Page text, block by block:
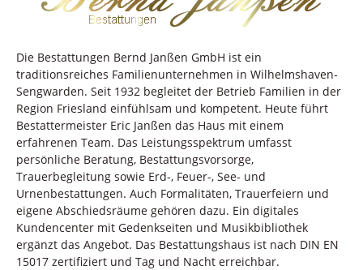
Die Bestattungen Bernd Janßen GmbH ist ein
traditionsreiches Familienunternehmen in Wilhelmshaven-
Sengwarden. Seit 1932 begleitet der Betrieb Familien in der
Region Friesland einfühlsam und kompetent. Heute führt
Bestattermeister Eric Janßen das Haus mit einem
erfahrenen Team. Das Leistungsspektrum umfasst
persönliche Beratung, Bestattungsvorsorge,
Trauerbegleitung sowie Erd-, Feuer-, See- und
Urnenbestattungen. Auch Formalitäten, Trauerfeiern und
eigene Abschiedsräume gehören dazu. Ein digitales
Kundencenter mit Gedenkseiten und Musikbibliothek
ergänzt das Angebot. Das Bestattungshaus ist nach DIN EN
15017 zertifiziert und Tag und Nacht erreichbar.